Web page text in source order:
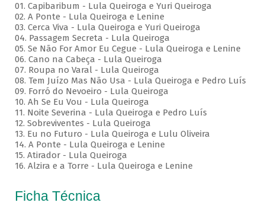
01. Capibaribum - Lula Queiroga e Yuri Queiroga
02. A Ponte - Lula Queiroga e Lenine
03. Cerca Viva - Lula Queiroga e Yuri Queiroga
04. Passagem Secreta - Lula Queiroga
05. Se Não For Amor Eu Cegue - Lula Queiroga e Lenine
06. Cano na Cabeça - Lula Queiroga
07. Roupa no Varal - Lula Queiroga
08. Tem Juízo Mas Não Usa - Lula Queiroga e Pedro Luís
09. Forró do Nevoeiro - Lula Queiroga
10. Ah Se Eu Vou - Lula Queiroga
11. Noite Severina - Lula Queiroga e Pedro Luís
12. Sobreviventes - Lula Queiroga
13. Eu no Futuro - Lula Queiroga e Lulu Oliveira
14. A Ponte - Lula Queiroga e Lenine
15. Atirador - Lula Queiroga
16. Alzira e a Torre - Lula Queiroga e Lenine
Ficha Técnica